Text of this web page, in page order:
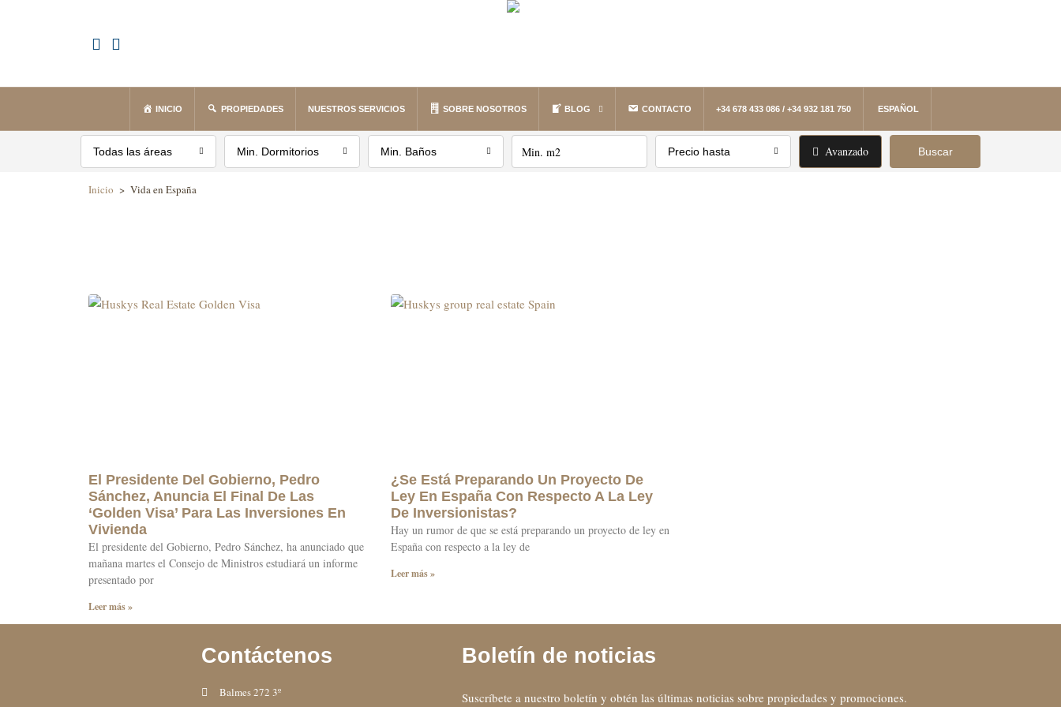
INICIO PROPIEDADES NUESTROS SERVICIOS SOBRE NOSOTROS BLOG CONTACTO +34 678 433 086 / +34 932 181 750 ESPAÑOL
Todas las áreas Min. Dormitorios Min. Baños Precio hasta Avanzado Buscar
Inicio > Vida en España
El Presidente Del Gobierno, Pedro
Sánchez, Anuncia El Final De Las
‘Golden Visa’ Para Las Inversiones En
Vivienda
El presidente del Gobierno, Pedro Sánchez, ha anunciado que
mañana martes el Consejo de Ministros estudiará un informe
presentado por
Leer más »
¿Se Está Preparando Un Proyecto De
Ley En España Con Respecto A La Ley
De Inversionistas?
Hay un rumor de que se está preparando un proyecto de ley en
España con respecto a la ley de
Leer más »
Contáctenos
Balmes 272 3º
Boletín de noticias
Suscríbete a nuestro boletín y obtén las últimas noticias sobre propiedades y promociones.